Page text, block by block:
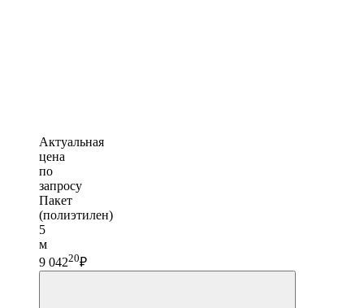
Актуальная
цена
по
запросу
Пакет
(полиэтилен)
5
м
9 04220₽